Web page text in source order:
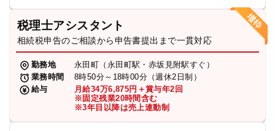
税理士アシスタント
相続税申告のご相談から申告書提出まで一貫対応
勤務地
永田町（永田町駅・赤坂見附駅すぐ）
業務時間
8時50分～18時00分（週休2日制）
給与
月給34万6,875円＋賞与年2回
※固定残業20時間含む
※3年目以降は売上連動制